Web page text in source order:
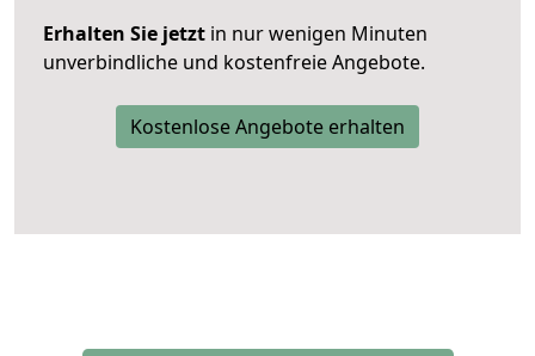
Erhalten Sie jetzt in nur wenigen Minuten
unverbindliche und kostenfreie Angebote.
Kostenlose Angebote erhalten